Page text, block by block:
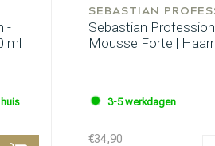
-
ml
SEBASTIAN
Sebastian
Mousse Forte |
3-5 werkdagen
€34,90